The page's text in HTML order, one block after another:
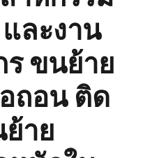
ละงาน
ร ขนย้าย
ถอน ติด
าย